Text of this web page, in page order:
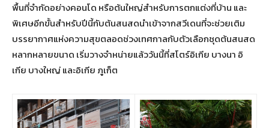
พื้นที่จำกัดอย่างคอนโด หรือต้นใหญ่สำหรับการตกแต่งที่บ้าน และ
พิเศษอีกขั้นสำหรับปีนี้กับต้นสนสดนำเข้าจากสวีเดนที่จะช่วยเติม
บรรยากาศแห่งความสุขตลอดช่วงเทศกาลกับตัวเลือกชุดต้นสนสด
หลากหลายขนาด เริ่มวางจำหน่ายแล้ววันนี้ที่สโตร์อิเกีย บางนา อิ
เกีย บางใหญ่ และอิเกีย ภูเก็ต